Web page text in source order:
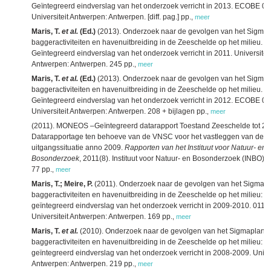
Geïntegreerd eindverslag van het onderzoek verricht in 2013. ECOBE
Universiteit Antwerpen: Antwerpen. [diff. pag.] pp. meer
Maris, T. et al. (Ed.) (2013). Onderzoek naar de gevolgen van het
baggeractiviteiten en havenuitbreiding in de Zeeschelde op het milieu.
Geïntegreerd eindverslag van het onderzoek verricht in 2011. Universiteit
Antwerpen: Antwerpen. 245 pp. meer
Maris, T. et al. (Ed.) (2013). Onderzoek naar de gevolgen van het
baggeractiviteiten en havenuitbreiding in de Zeeschelde op het milieu.
Geïntegreerd eindverslag van het onderzoek verricht in 2012. ECOBE
Universiteit Antwerpen: Antwerpen. 208 + bijlagen pp. meer
(2011). MONEOS –Geïntegreerd datarapport Toestand Zeeschelde tot
Datarapportage ten behoeve van de VNSC voor het vastleggen van de
uitgangssituatie anno 2009. Rapporten van het Instituut voor Natuur- en
Bosonderzoek, 2011(8). Instituut voor Natuur- en Bosonderzoek (INBO):
77 pp. meer
Maris, T.; Meire, P. (2011). Onderzoek naar de gevolgen van het
baggeractiviteiten en havenuitbreiding in de Zeeschelde op het milieu:
geïntegreerd eindverslag van het onderzoek verricht in 2009-2010. 011-
Universiteit Antwerpen: Antwerpen. 169 pp. meer
Maris, T. et al. (2010). Onderzoek naar de gevolgen van het Sigmaplan,
baggeractiviteiten en havenuitbreiding in de Zeeschelde op het milieu:
geïntegreerd eindverslag van het onderzoek verricht in 2008-2009.
Antwerpen: Antwerpen. 219 pp. meer